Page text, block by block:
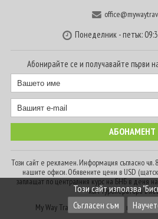
Понеделник - петък:
Абонирайте се и получавайте първи
Този сайт е рекламен. Информация съгласно
нашите офиси. Обявените цени в USD
заплащат по централния курс на БНБ в деня
към туроператора в
My Way Travel © 2016. Всички права
Този сайт използва
Съгласен съм